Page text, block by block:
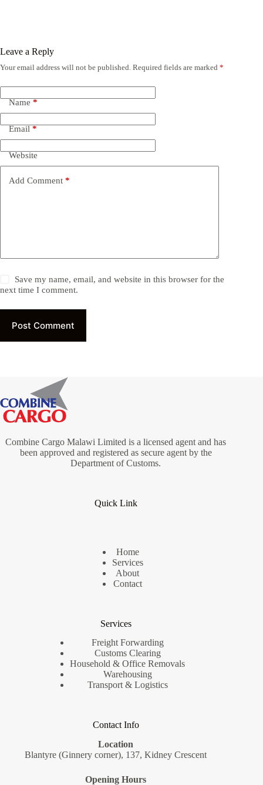
Leave a Reply
Your email address will not be published. Required fields are marked *
Name *
Email *
Website
Add Comment *
Save my name, email, and website in this browser for the
next time I comment.
Post Comment
Combine Cargo Malawi Limited is a licensed agent and has
been approved and registered as secure agent by the
Department of Customs.
Quick Link
Home
Services
About
Contact
Services
Freight Forwarding
Customs Clearing
Household & Office Removals
Warehousing
Transport & Logistics
Contact Info
Location
Blantyre (Ginnery corner), 137, Kidney Crescent
Opening Hours